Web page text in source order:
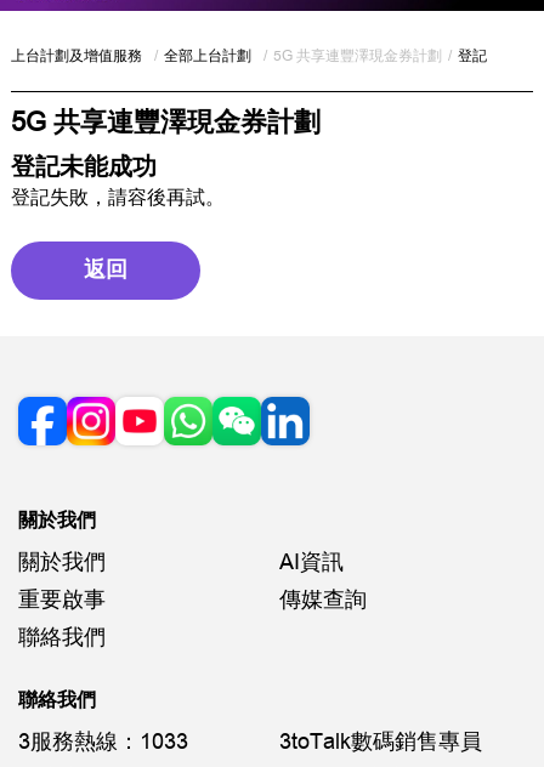
上台計劃及增值服務 / 全部上台計劃 / 5G 共享連豐澤現金券計劃 / 登記
5G 共享連豐澤現金券計劃
登記未能成功
登記失敗，請容後再試。
返回
關於我們
關於我們
AI資訊
重要啟事
傳媒查詢
聯絡我們
聯絡我們
3服務熱線：1033
3toTalk數碼銷售專員